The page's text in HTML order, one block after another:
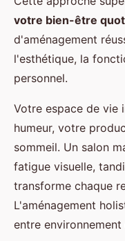
votre bien-être
d'aménagement
l'esthétique, la
personnel.
Votre espace de vie
humeur, votre
sommeil. Un salon
fatigue visuelle,
transforme chaque
L'aménagement
entre environnement